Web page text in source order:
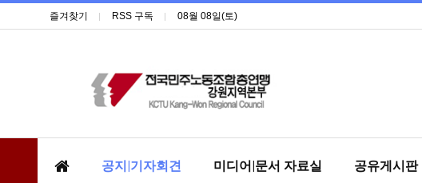
즐겨찾기 RSS 구독 08월 08일(토)
공지|기자회견 미디어|문서 자료실 공유게시판